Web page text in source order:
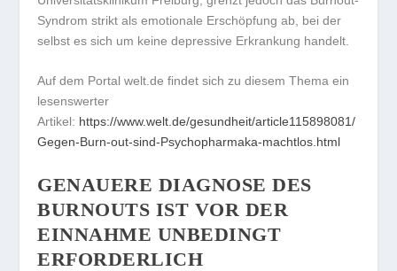
Syndrom strikt als emotionale Erschöpfung ab, bei der
selbst es sich um keine depressive Erkrankung handelt.
Auf dem Portal welt.de findet sich zu diesem Thema ein
lesenswerter
Artikel: https://www.welt.de/gesundheit/article115898081/
Gegen-Burn-out-sind-Psychopharmaka-machtlos.html
GENAUERE DIAGNOSE DES
BURNOUTS IST VOR DER
EINNAHME UNBEDINGT
ERFORDERLICH